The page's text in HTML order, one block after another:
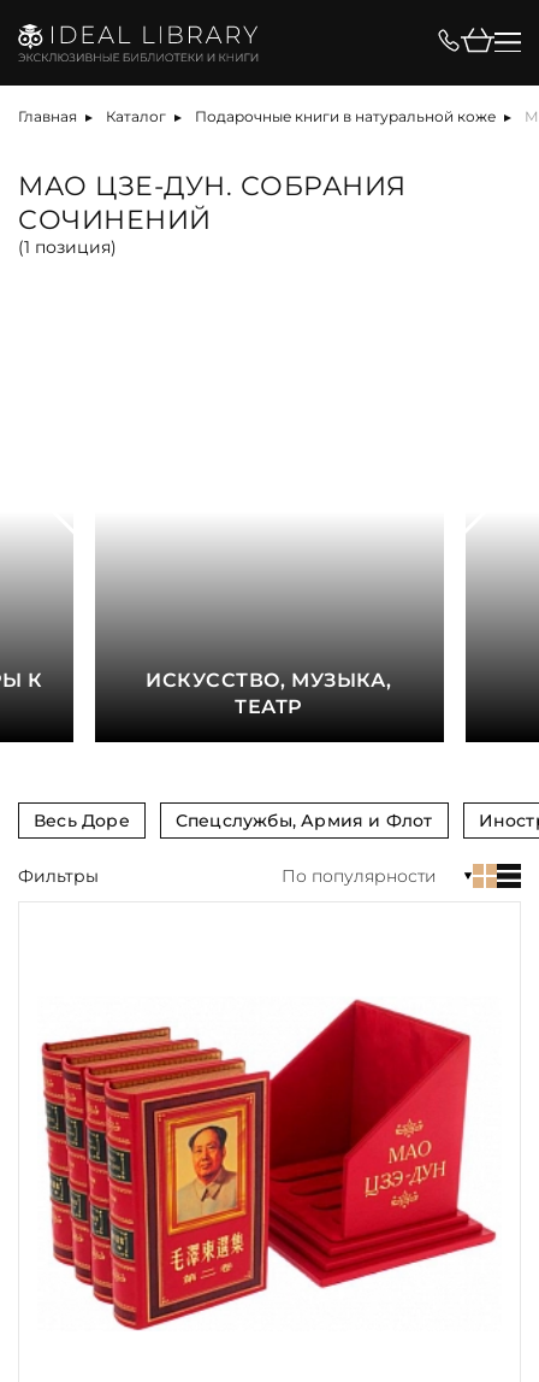
Главная Каталог Подарочные книги в натуральной коже
МАО ЦЗЕ-ДУН. СОБРАНИЯ
СОЧИНЕНИЙ
(1 позиция)
К
ИСКУССТВО, МУЗЫКА,
ТЕАТР
Весь Доре Спецслужбы, Армия и Флот
Цена, ₽
Вид
Язык
Обрез
Тиснение
Кому
Повод
Религия
Теги
Переплёт
Наличие
Фильтры По популярности